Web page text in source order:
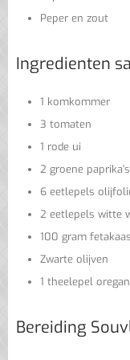
Peper en zout
Ingredienten
1 komkommer
3 tomaten
1 rode ui
2 groene paprika’s
6 eetlepels
2 eetlepels witte
100 gram fetakaas
Zwarte olijven
1 theelepel
Bereiding